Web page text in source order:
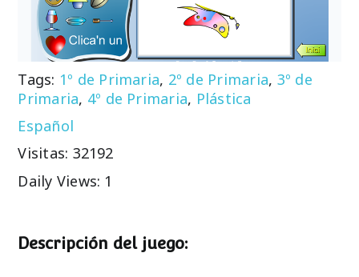
Tags: 1º de Primaria, 2º de Primaria, 3º de
Primaria, 4º de Primaria, Plástica
Español
Visitas: 32192
Daily Views: 1
Descripción del juego: